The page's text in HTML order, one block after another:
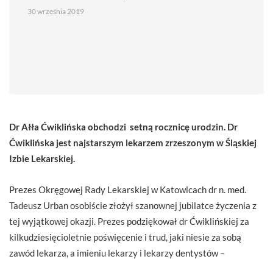
30 września 2019
Dr Ałła Ćwiklińska obchodzi setną rocznicę urodzin. Dr
Ćwiklińska jest najstarszym lekarzem zrzeszonym w Śląskiej
Izbie Lekarskiej.
Prezes Okręgowej Rady Lekarskiej w Katowicach dr n. med.
Tadeusz Urban osobiście złożył szanownej jubilatce życzenia z
tej wyjątkowej okazji. Prezes podziękował dr Ćwiklińskiej za
kilkudziesięcioletnie poświęcenie i trud, jaki niesie za sobą
zawód lekarza, a imieniu lekarzy i lekarzy dentystów –